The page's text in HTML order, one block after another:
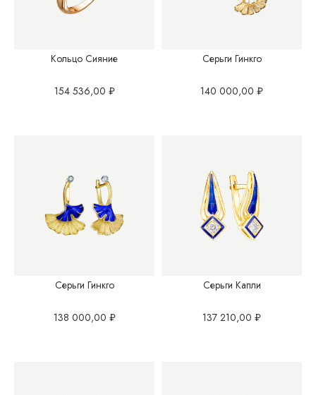
Кольцо Сияние
154 536,00 ₽
Серьги Гинкго
140 000,00 ₽
Серьги Гинкго
138 000,00 ₽
Серьги Капли
137 210,00 ₽